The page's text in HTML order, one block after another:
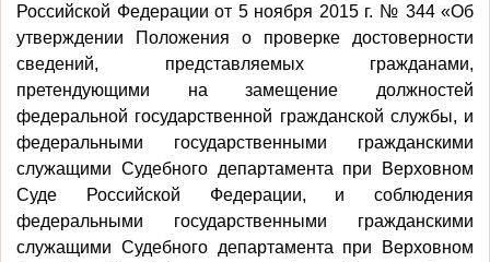
Российской Федерации от 5 ноября 2015 г. № 344 «Об
утверждении Положения о проверке достоверности
сведений, представляемых гражданами,
претендующими на замещение должностей
федеральной государственной гражданской службы, и
федеральными государственными гражданскими
служащими Судебного департамента при Верховном
Суде Российской Федерации, и соблюдения
федеральными государственными гражданскими
служащими Судебного департамента при Верховном